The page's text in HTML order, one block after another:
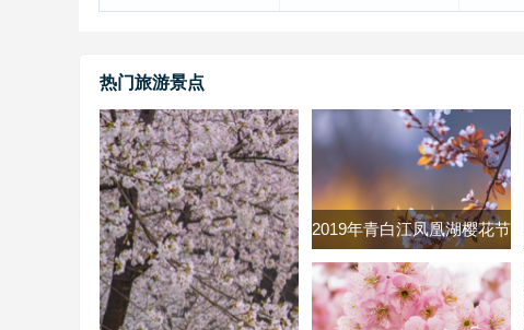
热门旅游景点
2019年青白江凤凰湖樱花节
什么时候 2019青白江樱花
节时间及票价